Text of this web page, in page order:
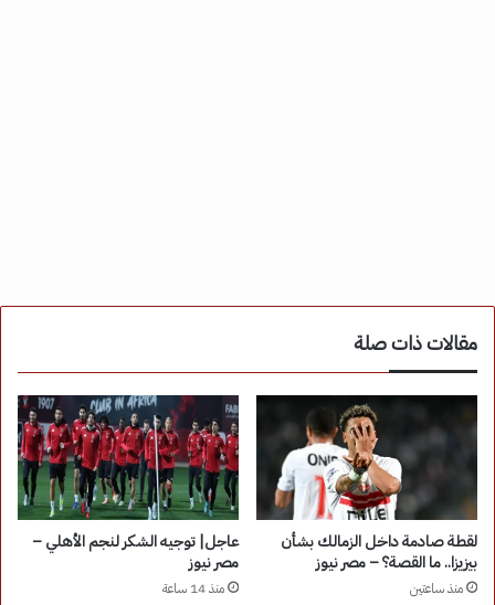
مقالات ذات صلة
لقطة صادمة داخل الزمالك بشأن
بيزيزا.. ما القصة؟ – مصر نيوز
منذ ساعتين
عاجل| توجيه الشكر لنجم الأهلي –
مصر نيوز
منذ 14 ساعة